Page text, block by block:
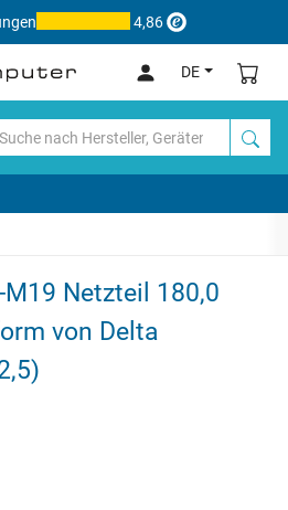
4,86
DE
Netzteil 180,0
von Delta